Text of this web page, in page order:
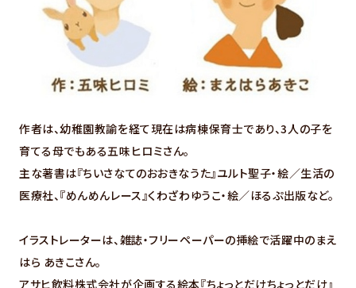
作者は、幼稚園教諭を経て現在は病棟保育士であり、3人の子を
育てる母でもある五味ヒロミさん。
主な著書は『ちいさなてのおおきなうた』ユルト聖子・絵／生活の
医療社、『めんめんレース』くわざわゆうこ・絵／ほるぷ出版など。
イラストレーターは、雑誌・フリーペーパーの挿絵で活躍中のまえ
はら あきこさん。
アサヒ飲料株式会社が企画する絵本『ちょっとだけちょっとだけ』